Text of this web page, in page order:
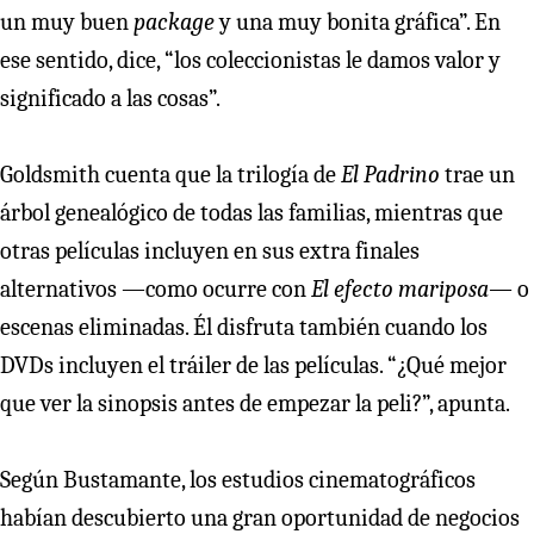
un muy buenpackagey una muy bonita gráfica”. En
ese sentido, dice, “los coleccionistas le damos valor y
significado a las cosas”.
Goldsmith cuenta que la trilogía deEl Padrino trae un
árbol genealógico de todas las familias, mientras que
otras películas incluyen en sus extra finales
alternativos —como ocurre conEl efecto mariposa—o
escenas eliminadas. Él disfruta también cuando los
DVDs incluyen el tráiler de las películas. “¿Qué mejor
que ver la sinopsis antes de empezar la peli?”, apunta.
Según Bustamante, los estudios cinematográficos
habían descubierto una gran oportunidad de negocios